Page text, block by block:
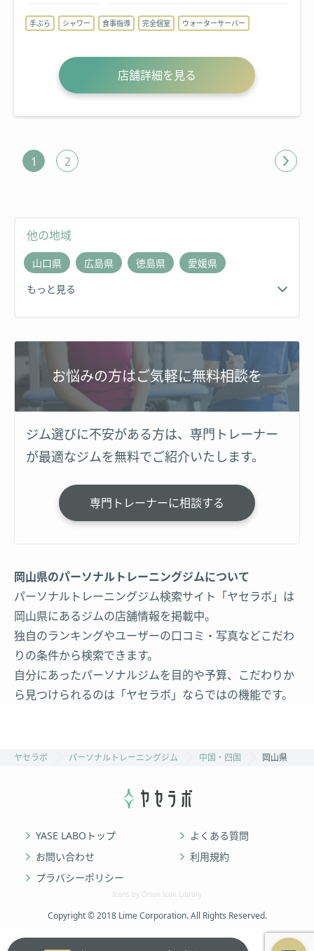
手ぶら シャワー 食事指導 完全個室 ウォーターサーバー
店舗詳細を見る
1 2
他の地域
山口県 広島県 徳島県
愛媛県
もっと見る
お悩みの方はご気軽に無料相談を
ジム選びに不安がある方は、専門トレーナー
が最適なジムを無料でご紹介いたします。
専門トレーナーに相談する
岡山県のパーソナルトレーニングジムについて
パーソナルトレーニングジム検索サイト「ヤセラボ」は
岡山県にあるジムの店舗情報を掲載中。
独自のランキングやユーザーの口コミ・写真などこだわ
りの条件から検索できます。
自分にあったパーソナルジムを目的や予算、こだわりか
ら見つけられるのは「ヤセラボ」ならではの機能です。
ヤセラボ パーソナルトレーニングジム 中国・四国 岡山県
YASE LABOトップ
よくある質問
お問い合わせ
利用規約
プラバシーポリシー
Icons by Orion Icon Library
Copyright © 2018 Lime Corporation. All Rights Reserved.